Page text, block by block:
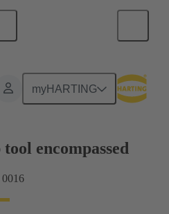
myHARTING
encompassed